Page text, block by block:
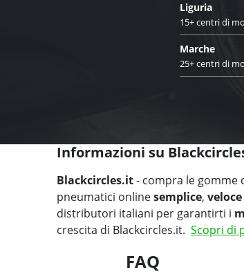
Liguria
15+ centri di
Marche
25+ centri di
Informazioni su
Blackcircles.it- compra le gomme
pneumatici onlinesemplice, veloce
distributori italiani per garantirti i
crescita di Blackcircles.it. Scopri di
FAQ